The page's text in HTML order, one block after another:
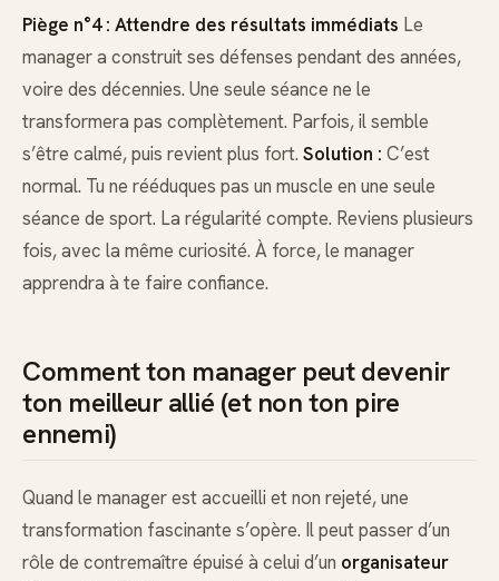
Piège n°4 : Attendre des résultats immédiats Le
manager a construit ses défenses pendant des années,
voire des décennies. Une seule séance ne le
transformera pas complètement. Parfois, il semble
s’être calmé, puis revient plus fort. Solution : C’est
normal. Tu ne rééduques pas un muscle en une seule
séance de sport. La régularité compte. Reviens plusieurs
fois, avec la même curiosité. À force, le manager
apprendra à te faire confiance.
Comment ton manager peut devenir
ton meilleur allié (et non ton pire
ennemi)
Quand le manager est accueilli et non rejeté, une
transformation fascinante s’opère. Il peut passer d’un
rôle de contremaître épuisé à celui d’un organisateur